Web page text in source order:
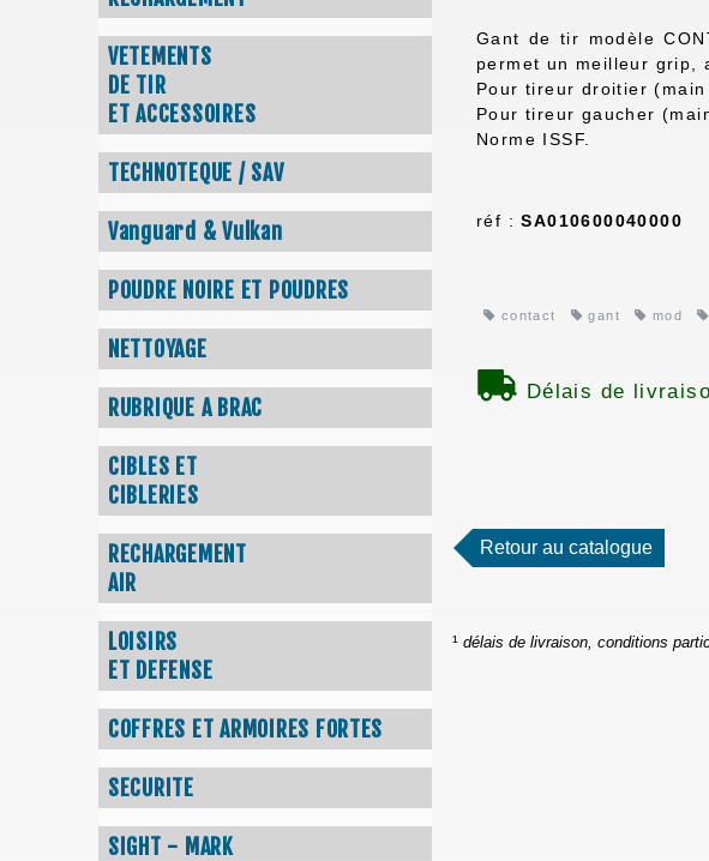
VETEMENTS
DE TIR
ET ACCESSOIRES
TECHNOTEQUE / SAV
Vanguard & Vulkan
POUDRE NOIRE ET POUDRES
NETTOYAGE
RUBRIQUE A BRAC
CIBLES ET
CIBLERIES
RECHARGEMENT
AIR
LOISIRS
ET DEFENSE
COFFRES ET ARMOIRES FORTES
SECURITE
SIGHT - MARK
Gant de tir modèle
permet un meilleur grip,
Pour tireur droitier (main
Pour tireur gaucher
Norme ISSF.
réf :SA010600040000
contact gant mod
Délais de
Retour au catalogue
¹ délais de livraison, conditions